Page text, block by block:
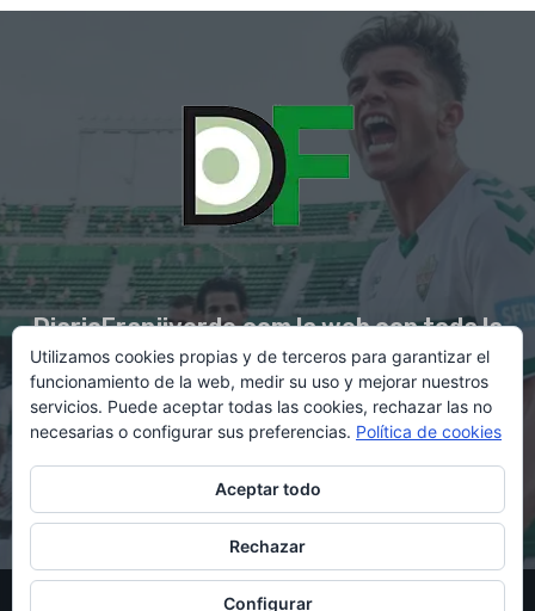
DiarioFranjiverde.com la web con toda la
información del Elche C.F.
Contacto en:diario@franjiverde.com
© Copyright 2021 - Gestión y diseño por Rubén Maestre
Utilizamos cookies propias y de terceros para garantizar el
funcionamiento de la web, medir su uso y mejorar nuestros
servicios. Puede aceptar todas las cookies, rechazar las no
necesarias o configurar sus preferencias. Política de cookies
Aceptar todo
Rechazar
Configurar